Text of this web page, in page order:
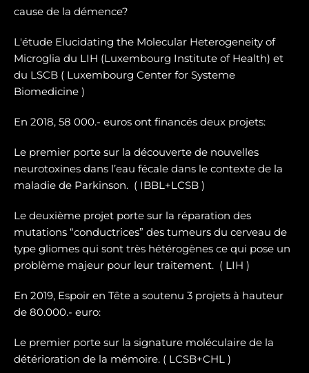
cause de la démence?
L'étude Elucidating the Molecular Heterogeneity of
Microglia du LIH (Luxembourg Institute of Health) et
du LSCB ( Luxembourg Center for Systeme
Biomedicine )
En 2018, 58 000.- euros ont financés deux projets:
Le premier porte sur la découverte de nouvelles
neurotoxines dans l’eau fécale dans le contexte de la
maladie de Parkinson. ( IBBL+LCSB )
Le deuxième projet porte sur la réparation des
mutations “conductrices” des tumeurs du cerveau de
type gliomes qui sont très hétérogènes ce qui pose un
problème majeur pour leur traitement. ( LIH )
En 2019, Espoir en Tête a soutenu 3 projets à hauteur
de 80.000.- euro:
Le premier porte sur la signature moléculaire de la
détérioration de la mémoire. ( LCSB+CHL )